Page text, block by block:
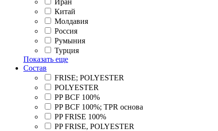
Китай
Молдавия
Россия
Румыния
Турция
Показать еще
Состав
FRISE; POLYESTER
POLYESTER
PP BCF 100%
PP BCF 100%; TPR основа
PP FRISE 100%
PP FRISE, POLYESTER